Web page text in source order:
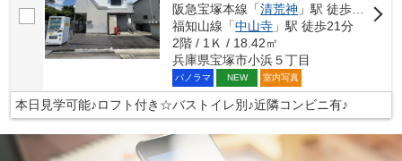
阪急宝塚本線「清荒神 」駅 徒歩17分
福知山線「中山寺 」駅 徒歩21分
2階 / 1Ｋ / 18.42㎡
兵庫県宝塚市小浜５丁目
パノラマ NEW 室内写真
本日見学可能♪ロフト付き☆バストイレ別♪近隣コンビニ有♪